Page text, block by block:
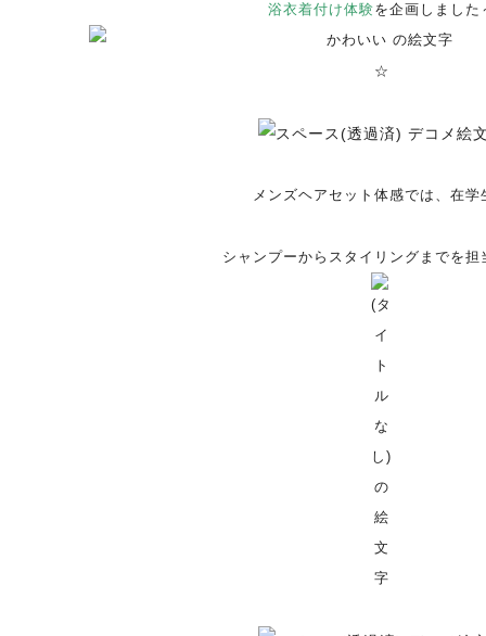
浴衣着付け体験を企画しました
☆
メンズヘアセット体感では、在学
シャンプーからスタイリングまでを担